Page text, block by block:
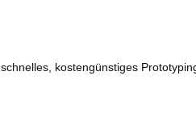
kostengünstiges